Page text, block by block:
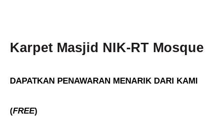
Karpet Masjid NIK-RT Mosque
DAPATKAN PENAWARAN MENARIK DARI KAMI
(FREE)